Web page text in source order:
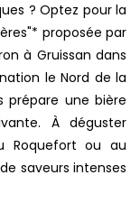
? Optez pour la
proposée par
à Gruissan dans
le Nord de la
prépare une bière
À déguster
Roquefort ou au
saveurs intenses